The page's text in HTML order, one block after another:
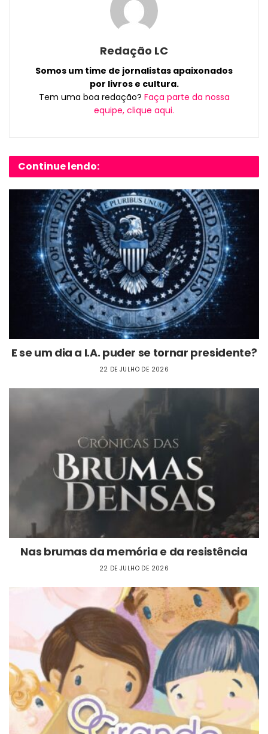
Redação LC
Somos um time de jornalistas apaixonados
por livros e cultura.
Tem uma boa redação? Faça parte da nossa
equipe, clique aqui.
Continue lendo:
E se um dia a I.A. puder se tornar presidente?
22 DE JULHO DE 2026
Nas brumas da memória e da resistência
22 DE JULHO DE 2026